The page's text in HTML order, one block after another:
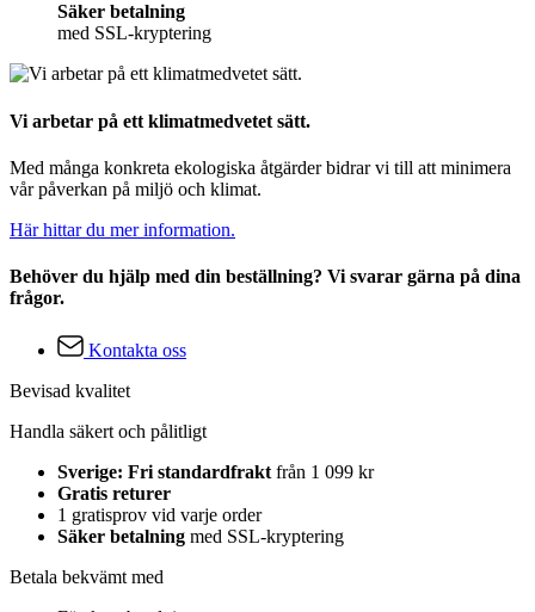
Säker betalning
med SSL-kryptering
Vi arbetar på ett klimatmedvetet sätt.
Med många konkreta ekologiska åtgärder bidrar vi till att minimera
vår påverkan på miljö och klimat.
Här hittar du mer information.
Behöver du hjälp med din beställning? Vi svarar gärna på dina
frågor.
Kontakta oss
Bevisad kvalitet
Handla säkert och pålitligt
Sverige: Fri standardfrakt från 1 099 kr
Gratis returer
1 gratisprov vid varje order
Säker betalning med SSL-kryptering
Betala bekvämt med